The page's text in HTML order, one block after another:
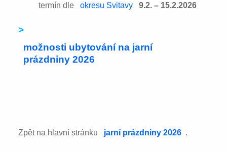
termín dle okresu Svitavy 9.2. – 15.2.2026
>
možnosti ubytování na jarní
prázdniny 2026
Zpět na hlavní stránku jarní prázdniny 2026 .